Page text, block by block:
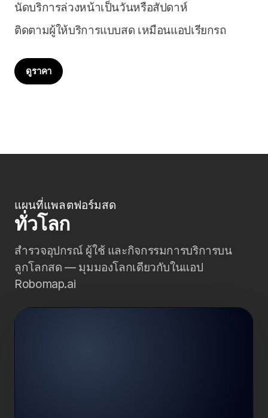
นัดบริการล่วงหน้าเป็นวันหรือสัปดาห์
ติดตามผู้ให้บริการแบบสด เหมือนแอปเรียกรถ
ดูราคา
แผนที่แพลตฟอร์มสด
ทั่วโลก
สำรวจอุปกรณ์ ผู้ใช้ และกิจกรรมการบริการบน
ลูกโลกสด — มุมมองโลกเดียวกับในแอป
Robomap.ai